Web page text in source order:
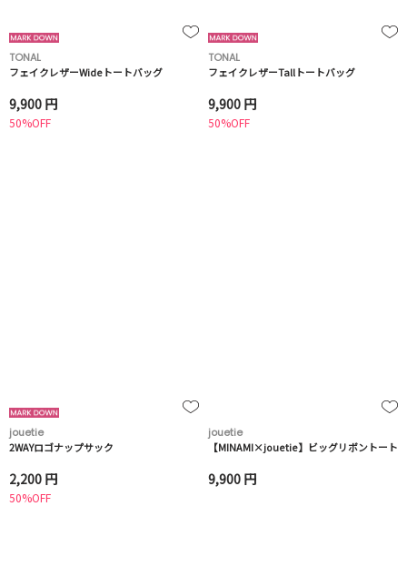
TONAL
フェイクレザーWideトートバッグ
9,900 円
50%OFF
TONAL
フェイクレザーTallトートバッグ
9,900 円
50%OFF
jouetie
2WAYロゴナップサック
2,200 円
50%OFF
jouetie
【MINAMI×jouetie】ビッグリボントート
9,900 円